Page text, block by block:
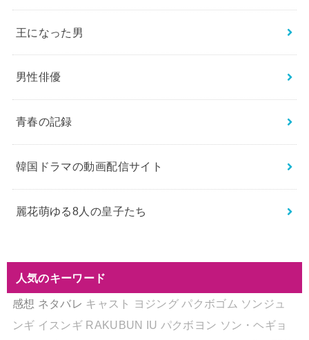
王になった男
男性俳優
青春の記録
韓国ドラマの動画配信サイト
麗花萌ゆる8人の皇子たち
人気のキーワード
感想 ネタバレ キャスト ヨジング パクボゴム ソンジュ
ンギ イスンギ RAKUBUN IU パクボヨン ソン・ヘギョ